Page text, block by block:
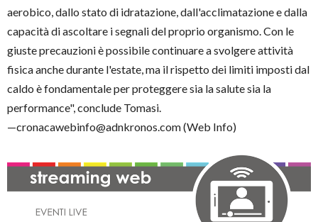
aerobico, dallo stato di idratazione, dall'acclimatazione e dalla
capacità di ascoltare i segnali del proprio organismo. Con le
giuste precauzioni è possibile continuare a svolgere attività
fisica anche durante l'estate, ma il rispetto dei limiti imposti dal
caldo è fondamentale per proteggere sia la salute sia la
performance", conclude Tomasi.
—cronacawebinfo@adnkronos.com (Web Info)